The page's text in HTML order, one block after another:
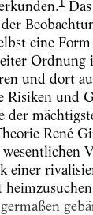
Das
eine
Ordnung
und dort
Risiken und
der
René
einer